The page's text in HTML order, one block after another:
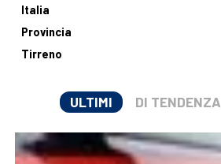
Italia
Provincia
Tirreno
ULTIMI DI TENDENZA